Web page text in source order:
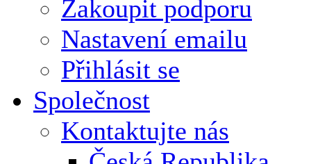
Zakoupit podporu
Nastavení emailu
Přihlásit se
Společnost
Kontaktujte nás